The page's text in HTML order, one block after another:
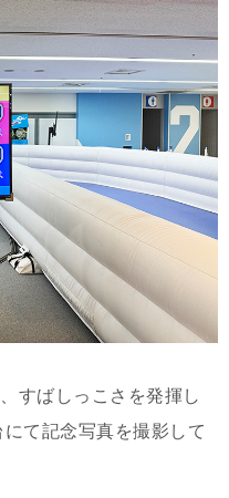
すばしっこさを発揮し
て記念写真を撮影して